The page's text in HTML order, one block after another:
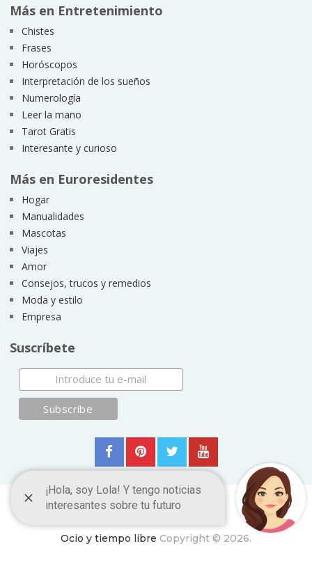
Más en Entretenimiento
Chistes
Frases
Horóscopos
Interpretación de los sueños
Numerología
Leer la mano
Tarot Gratis
Interesante y curioso
Más en Euroresidentes
Hogar
Manualidades
Mascotas
Viajes
Amor
Consejos, trucos y remedios
Moda y estilo
Empresa
Suscríbete
Ocio y tiempo libre Copyright © 2026.